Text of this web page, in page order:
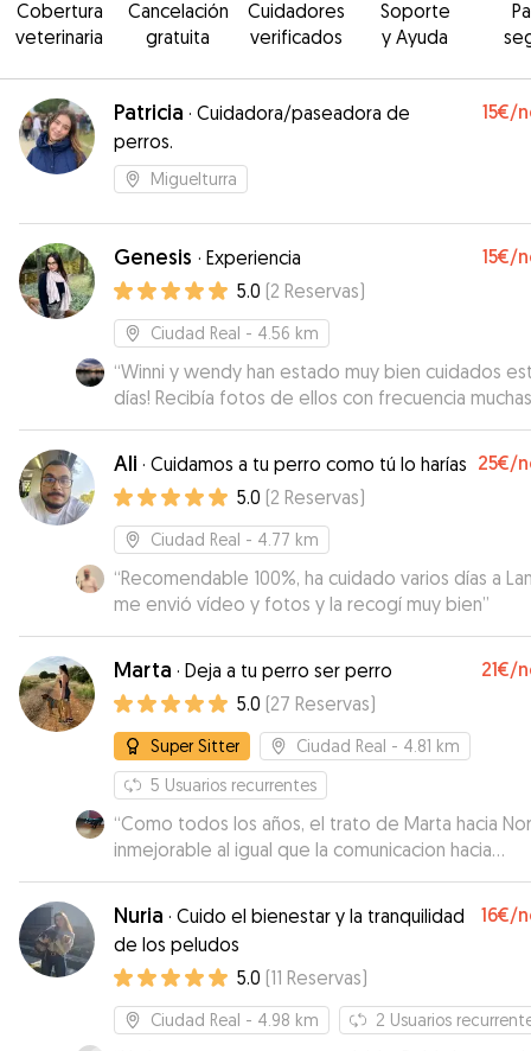
Cobertura
veterinaria
Cancelación
gratuita
Cuidadores
verificados
Soporte
y Ayuda
Patricia · Cuidadora/paseadora de
perros.
15€/
Miguelturra
Genesis · Experiencia 15€/
5.0 (2 Reservas)
Ciudad Real - 4.56 km
“Winni y wendy han estado muy bien cuidados
días! Recibía fotos de ellos con frecuencia muchas
gracias por cuidarlos, repetiremos!”
Ali · Cuidamos a tu perro como tú lo harías 25€/
5.0 (2 Reservas)
Ciudad Real - 4.77 km
“Recomendable 100%, ha cuidado varios días a
me envió vídeo y fotos y la recogí muy bien”
Marta · Deja a tu perro ser perro 21€/
5.0 (27 Reservas)
Super Sitter Ciudad Real - 4.81 km
5 Usuarios recurrentes
“Como todos los años, el trato de Marta hacia
inmejorable al igual que la comunicacion hacia
nosotros, un diez, no puede estar en mejores
Nuria · Cuido el bienestar y la tranquilidad
de los peludos
16€/
5.0 (11 Reservas)
Ciudad Real - 4.98 km 2 Usuarios